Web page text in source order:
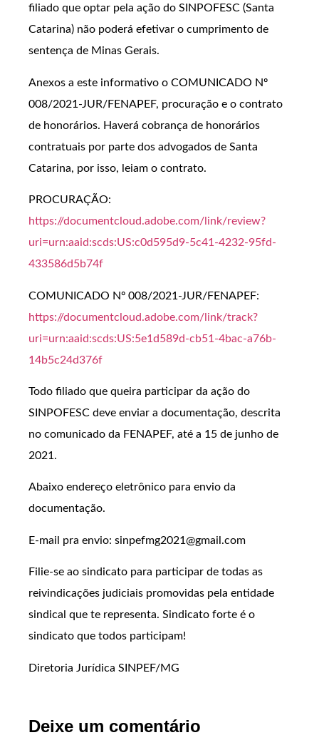
filiado que optar pela ação do SINPOFESC (Santa
Catarina) não poderá efetivar o cumprimento de
sentença de Minas Gerais.
Anexos a este informativo o COMUNICADO Nº
008/2021-JUR/FENAPEF, procuração e o contrato
de honorários. Haverá cobrança de honorários
contratuais por parte dos advogados de Santa
Catarina, por isso, leiam o contrato.
PROCURAÇÃO:
https://documentcloud.adobe.com/link/review?
uri=urn:aaid:scds:US:c0d595d9-5c41-4232-95fd-
433586d5b74f
COMUNICADO Nº 008/2021-JUR/FENAPEF:
https://documentcloud.adobe.com/link/track?
uri=urn:aaid:scds:US:5e1d589d-cb51-4bac-a76b-
14b5c24d376f
Todo filiado que queira participar da ação do
SINPOFESC deve enviar a documentação, descrita
no comunicado da FENAPEF, até a 15 de junho de
2021.
Abaixo endereço eletrônico para envio da
documentação.
E-mail pra envio: sinpefmg2021@gmail.com
Filie-se ao sindicato para participar de todas as
reivindicações judiciais promovidas pela entidade
sindical que te representa. Sindicato forte é o
sindicato que todos participam!
Diretoria Jurídica SINPEF/MG
Deixe um comentário